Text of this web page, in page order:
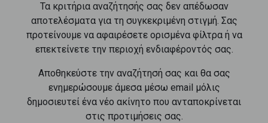
Τα κριτήρια αναζήτησής σας δεν απέδωσαν
αποτελέσματα για τη συγκεκριμένη στιγμή. Σας
προτείνουμε να αφαιρέσετε ορισμένα φίλτρα ή να
επεκτείνετε την περιοχή ενδιαφέροντός σας.
Αποθηκεύστε την αναζήτησή σας και θα σας
ενημερώσουμε άμεσα μέσω email μόλις
δημοσιευτεί ένα νέο ακίνητο που ανταποκρίνεται
στις προτιμήσεις σας.